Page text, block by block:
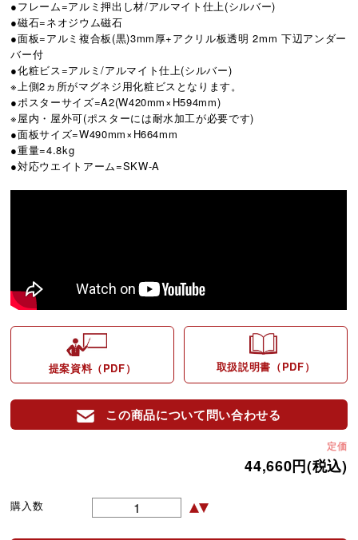
●フレーム=アルミ押出し材/アルマイト仕上(シルバー)
●磁石=ネオジウム磁石
●面板=アルミ複合板(黒)3mm厚+アクリル板透明 2mm 下辺アンダー
バー付
●化粧ビス=アルミ/アルマイト仕上(シルバー)
※上側2ヵ所がマグネジ用化粧ビスとなります。
●ポスターサイズ=A2(W420mm×H594mm)
※屋内・屋外可(ポスターには耐水加工が必要です)
●面板サイズ=W490mm×H664mm
●重量=4.8kg
●対応ウエイトアーム=SKW-A
提案資料（PDF） 取扱説明書（PDF）
この商品について問い合わせる
定価
44,660円(税込)
購入数